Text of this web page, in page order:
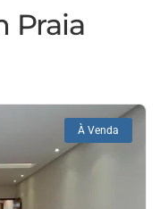
Praia
À Venda